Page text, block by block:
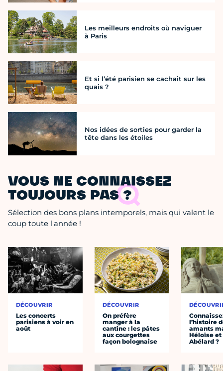
Les meilleurs endroits où naviguer
à Paris
Et si l’été parisien se cachait sur les
quais ?
Nos idées de sorties pour garder la
tête dans les étoiles
VOUS NE CONNAISSEZ
TOUJOURS PAS ?
Sélection des bons plans intemporels, mais qui valent le
coup toute l'année !
DÉCOUVRIR
Les concerts
parisiens à voir en
août
DÉCOUVRIR
On préfère
manger à la
cantine : les pâtes
aux courgettes
façon bolognaise
l’histoire
amants
Héloïse et
Abélard ?